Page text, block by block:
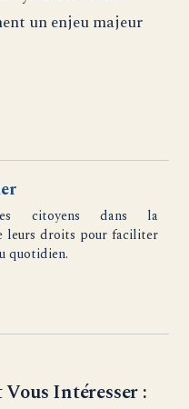
un enjeu majeur
les citoyens dans la
leurs droits pour faciliter
quotidien.
Intéresser :